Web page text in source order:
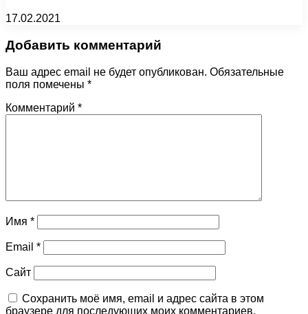
17.02.2021
Добавить комментарий
Ваш адрес email не будет опубликован. Обязательные
поля помечены *
Комментарий *
Имя *
Email *
Сайт
Сохранить моё имя, email и адрес сайта в этом
браузере для последующих моих комментариев.